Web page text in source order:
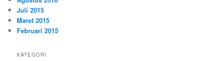
Juli 2015
Maret 2015
Februari 2015
KATEGORI